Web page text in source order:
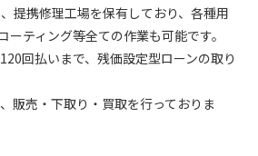
提携修理工場を保有しており、各種用
ーティング等全ての作業も可能です。
回払いまで、残価設定型ローンの取り
販売・下取り・買取を行っておりま